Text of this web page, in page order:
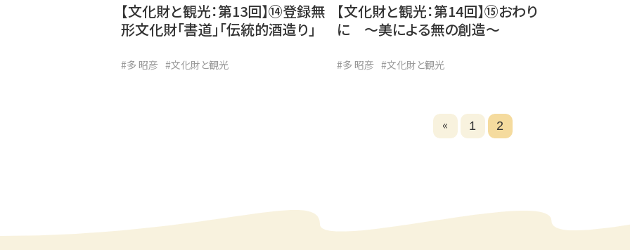
【文化財と観光：第13回】⑭登録無
形文化財「書道」「伝統的酒造り」
#多 昭彦 #文化財と観光
【文化財と観光：第14回】⑮おわり
に ～美による無の創造～
#多 昭彦 #文化財と観光
« 1 2